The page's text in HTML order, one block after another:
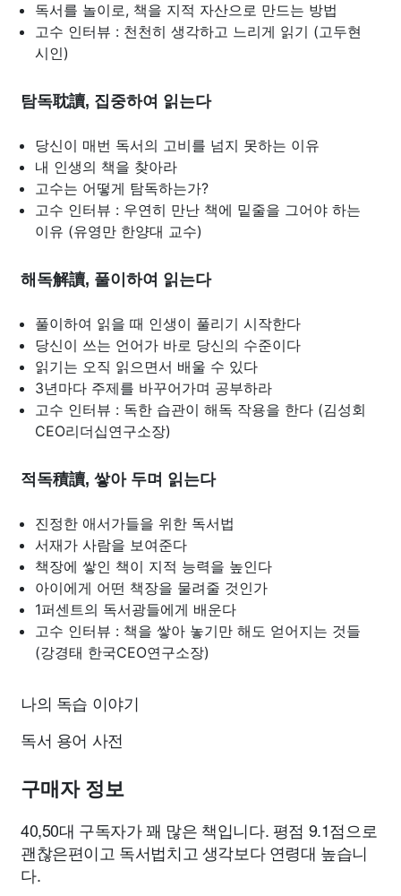
독서를 놀이로, 책을 지적 자산으로 만드는 방법
고수 인터뷰 : 천천히 생각하고 느리게 읽기 (고두현
시인)
탐독耽讀, 집중하여 읽는다
당신이 매번 독서의 고비를 넘지 못하는 이유
내 인생의 책을 찾아라
고수는 어떻게 탐독하는가?
고수 인터뷰 : 우연히 만난 책에 밑줄을 그어야 하는
이유 (유영만 한양대 교수)
해독解讀, 풀이하여 읽는다
풀이하여 읽을 때 인생이 풀리기 시작한다
당신이 쓰는 언어가 바로 당신의 수준이다
읽기는 오직 읽으면서 배울 수 있다
3년마다 주제를 바꾸어가며 공부하라
고수 인터뷰 : 독한 습관이 해독 작용을 한다 (김성회
CEO리더십연구소장)
적독積讀, 쌓아 두며 읽는다
진정한 애서가들을 위한 독서법
서재가 사람을 보여준다
책장에 쌓인 책이 지적 능력을 높인다
아이에게 어떤 책장을 물려줄 것인가
1퍼센트의 독서광들에게 배운다
고수 인터뷰 : 책을 쌓아 놓기만 해도 얻어지는 것들
(강경태 한국CEO연구소장)
나의 독습 이야기
독서 용어 사전
구매자 정보
40,50대 구독자가 꽤 많은 책입니다. 평점 9.1점으로
괜찮은편이고 독서법치고 생각보다 연령대 높습니
다.